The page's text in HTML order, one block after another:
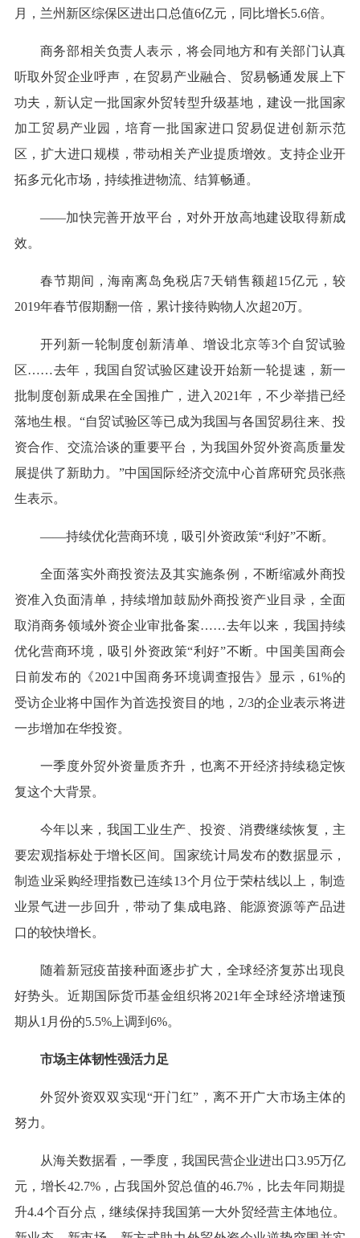
月，兰州新区综保区进出口总值6亿元，同比增长5.6倍。
商务部相关负责人表示，将会同地方和有关部门认真
听取外贸企业呼声，在贸易产业融合、贸易畅通发展上下
功夫，新认定一批国家外贸转型升级基地，建设一批国家
加工贸易产业园，培育一批国家进口贸易促进创新示范
区，扩大进口规模，带动相关产业提质增效。支持企业开
拓多元化市场，持续推进物流、结算畅通。
——加快完善开放平台，对外开放高地建设取得新成
效。
春节期间，海南离岛免税店7天销售额超15亿元，较
2019年春节假期翻一倍，累计接待购物人次超20万。
开列新一轮制度创新清单、增设北京等3个自贸试验
区……去年，我国自贸试验区建设开始新一轮提速，新一
批制度创新成果在全国推广，进入2021年，不少举措已经
落地生根。“自贸试验区等已成为我国与各国贸易往来、投
资合作、交流洽谈的重要平台，为我国外贸外资高质量发
展提供了新助力。”中国国际经济交流中心首席研究员张燕
生表示。
——持续优化营商环境，吸引外资政策“利好”不断。
全面落实外商投资法及其实施条例，不断缩减外商投
资准入负面清单，持续增加鼓励外商投资产业目录，全面
取消商务领域外资企业审批备案……去年以来，我国持续
优化营商环境，吸引外资政策“利好”不断。中国美国商会
日前发布的《2021中国商务环境调查报告》显示，61%的
受访企业将中国作为首选投资目的地，2/3的企业表示将进
一步增加在华投资。
一季度外贸外资量质齐升，也离不开经济持续稳定恢
复这个大背景。
今年以来，我国工业生产、投资、消费继续恢复，主
要宏观指标处于增长区间。国家统计局发布的数据显示，
制造业采购经理指数已连续13个月位于荣枯线以上，制造
业景气进一步回升，带动了集成电路、能源资源等产品进
口的较快增长。
随着新冠疫苗接种面逐步扩大，全球经济复苏出现良
好势头。近期国际货币基金组织将2021年全球经济增速预
期从1月份的5.5%上调到6%。
市场主体韧性强活力足
外贸外资双双实现“开门红”，离不开广大市场主体的
努力。
从海关数据看，一季度，我国民营企业进出口3.95万亿
元，增长42.7%，占我国外贸总值的46.7%，比去年同期提
升4.4个百分点，继续保持我国第一大外贸经营主体地位。